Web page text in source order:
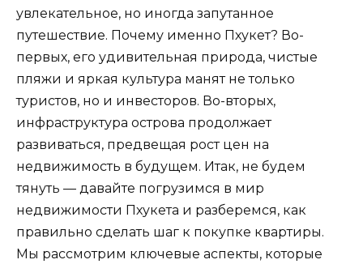
увлекательное, но иногда запутанное
путешествие. Почему именно Пхукет? Во-
первых, его удивительная природа, чистые
пляжи и яркая культура манят не только
туристов, но и инвесторов. Во-вторых,
инфраструктура острова продолжает
развиваться, предвещая рост цен на
недвижимость в будущем. Итак, не будем
тянуть — давайте погрузимся в мир
недвижимости Пхукета и разберемся, как
правильно сделать шаг к покупке квартиры.
Мы рассмотрим ключевые аспекты, которые